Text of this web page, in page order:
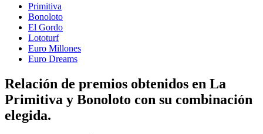
Primitiva
Bonoloto
El Gordo
Lototurf
Euro Millones
Euro Dreams
Relación de premios obtenidos en La
Primitiva y Bonoloto con su combinación
elegida.